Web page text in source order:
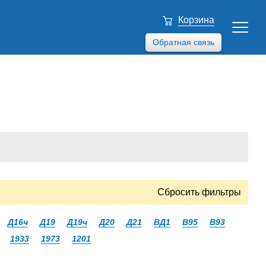
Обратная связь
Корзина
Сбросить фильтры
Д16ч Д19 Д19ч Д20 Д21 ВД1 В95
В93
1933
1973 1201